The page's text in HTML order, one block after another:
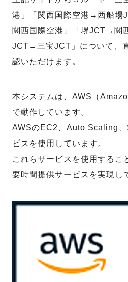
港」「関西国際空港→西船場
関西国際空港」「堺JCT→関
JCT→三宝JCT」について、
認いただけます。
本システムは、AWS（
で動作しています。
AWSのEC2、Auto Scaling
ビスを使用しています。
これらサービスを使用するこ
要時間提供サービスを実現し